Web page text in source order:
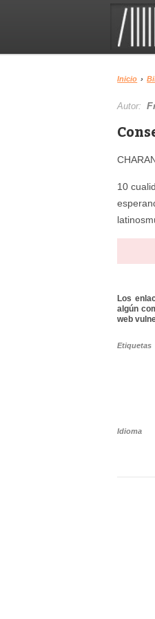
Inicio ›
Autor:
10
Los
algún
web
Etiquetas
Idioma